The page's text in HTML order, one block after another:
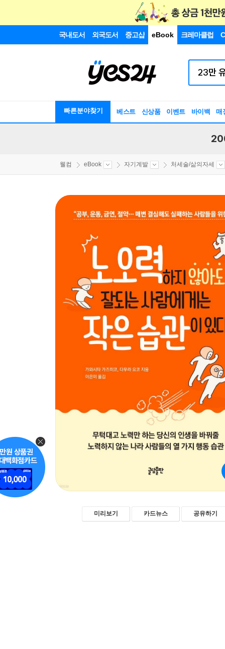
국내도서 외국도서 중고샵 eBook 크레마클럽
빠른분야찾기 베스트 신상품 이벤트 바이백 매
웰컴 eBook 자기계발 처세술/삶의자세
미리보기 카드뉴스 공유하기